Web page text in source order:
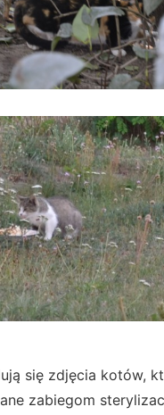
się zdjęcia kotów,
zabiegom